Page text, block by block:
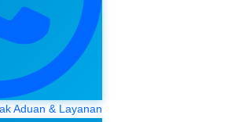
Aduan & Layanan